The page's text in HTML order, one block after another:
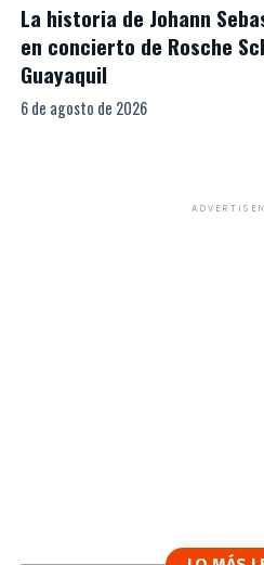
La historia de Johann
en concierto de Rosche
Guayaquil
6 de agosto de 2026